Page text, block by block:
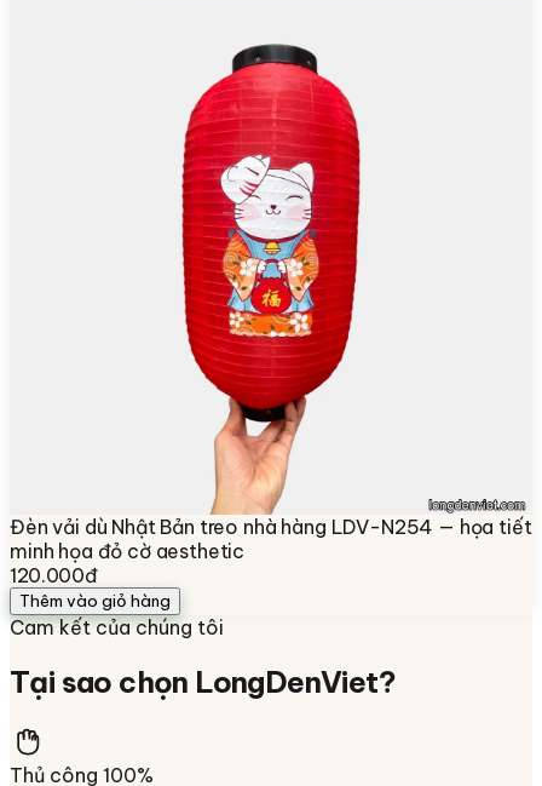
Đèn vải dù Nhật Bản treo nhà hàng LDV-N254 — họa tiết
minh họa đỏ cờ aesthetic
120.000đ
Thêm vào giỏ hàng
Cam kết của chúng tôi
Tại sao chọn LongDenViet?
Thủ công 100%